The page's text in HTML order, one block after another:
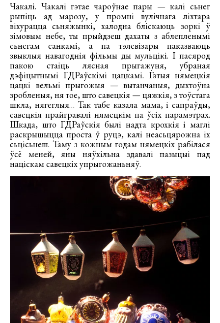
Чакалі. Чакалі гэтае чароўнае пары — калі сьнег
рыпіць ад марозу, у промні вулічнага ліхтара
віхурацца сьняжынкі, халодна бліскаюць зоркі ў
зімовым небе, ты прыйдзеш дахаты з аблепленымі
сьнегам санкамі, а па тэлевізары паказваюць
звыклыя навагоднія фільмы ды мульцікі. І пасярод
пакою стаіць лясная прыгажуня, убраная
дэфіцытнымі ГДРаўскімі цацкамі. Гэтыя нямецкія
цацкі вельмі прыгожыя — вытанчаныя, дыхтоўна
зробленыя, ня тое, што савецкія — цяжкія, з тоўстага
шкла, нягеглыя… Так табе казала мама, і сапраўды,
савецкія прайгравалі нямецкім па ўсіх парамэтрах.
Шкада, што ГДРаўскія былі надта крохкія і маглі
раскрышыцца проста ў руцэ, калі неасьцярожна іх
сьцісьнеш. Таму з кожным годам нямецкіх рабілася
ўсё меней, яны няўхільна здавалі пазыцыі пад
націскам савецкіх упрыгожаньняў.